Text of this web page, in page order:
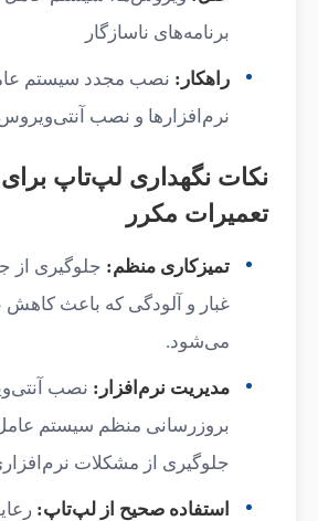
برنامه‌های ناسازگار
راهکار: نصب مجدد سیستم
نرم‌افزارها و نصب آنتی‌ویروس
نکات نگهداری لپ‌تاپ
تعمیرات مکرر
تمیزکاری منظم: جلوگیری از
غبار و آلودگی که باعث
می‌شود.
مدیریت نرم‌افزار: نصب
بروزرسانی منظم سیستم عامل
جلوگیری از مشکلات
استفاده صحیح از لپ‌تاپ: